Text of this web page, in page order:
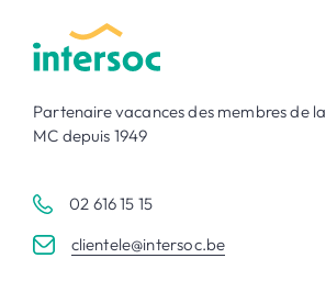
Partenaire vacances des membres de la
MC depuis 1949
02 616 15 15
clientele@intersoc.be